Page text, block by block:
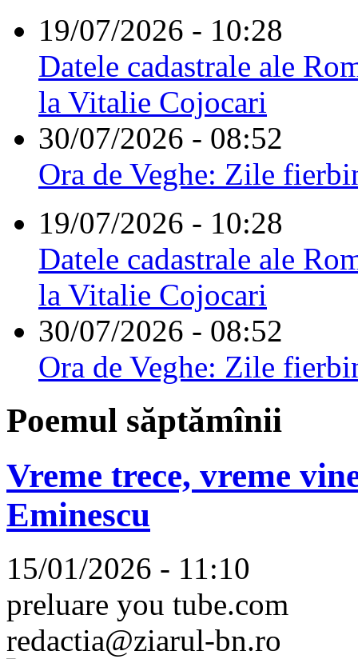
19/07/2026 - 10:28
Datele cadastrale ale
la Vitalie Cojocari
30/07/2026 - 08:52
Ora de Veghe: Zile
19/07/2026 - 10:28
Datele cadastrale ale
la Vitalie Cojocari
30/07/2026 - 08:52
Ora de Veghe: Zile
Poemul săptămînii
Vreme trece, vreme
Eminescu
15/01/2026 - 11:10
preluare you tube.com
redactia@ziarul-bn.ro